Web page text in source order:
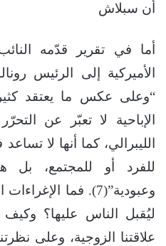
أن سبلاش
أما في تقرير قدّمه
الأميركية إلى الرئيس
“وعلى عكس ما يعتقد
الإباحية لا تعبّر عن
الليبرالي، كما أنها لا
للفرد أو للمجتمع، بل
وعبودية”(7). فما
ليُقبل الناس عليها؟ وكيف
علاقتنا الزوجية، وعلى